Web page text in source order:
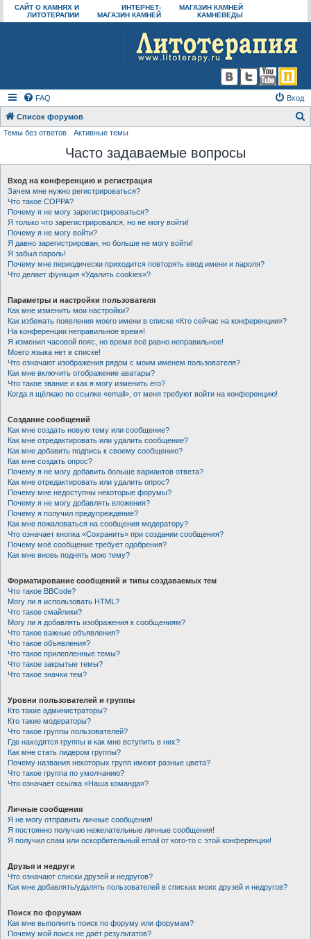
САЙТ О КАМНЯХ И
ЛИТОТЕРАПИИ
ИНТЕРНЕТ-
МАГАЗИН КАМНЕЙ
МАГАЗИН КАМНЕЙ
КАМНЕВЕДЫ
FAQ Вход
Список форумов
с
Темы без ответов Активные темы
Часто задаваемые вопросы
Вход на конференцию и регистрация
Зачем мне нужно регистрироваться?
Что такое COPPA?
Почему я не могу зарегистрироваться?
Я только что зарегистрировался, но не могу войти!
Почему я не могу войти?
Я давно зарегистрирован, но больше не могу войти!
Я забыл пароль!
Почему мне периодически приходится повторять ввод имени и пароля?
Что делает функция «Удалить cookies»?
Параметры и настройки пользователя
Как мне изменить мои настройки?
Как избежать появления моего имени в списке «Кто сейчас на конференции»?
На конференции неправильное время!
Я изменил часовой пояс, но время всё равно неправильное!
Моего языка нет в списке!
Что означают изображения рядом с моим именем пользователя?
Как мне включить отображение аватары?
Что такое звание и как я могу изменить его?
Когда я щёлкаю по ссылке «email», от меня требуют войти на конференцию!
Создание сообщений
Как мне создать новую тему или сообщение?
Как мне отредактировать или удалить сообщение?
Как мне добавить подпись к своему сообщению?
Как мне создать опрос?
Почему я не могу добавить больше вариантов ответа?
Как мне отредактировать или удалить опрос?
Почему мне недоступны некоторые форумы?
Почему я не могу добавлять вложения?
Почему я получил предупреждение?
Как мне пожаловаться на сообщения модератору?
Что означает кнопка «Сохранить» при создании сообщения?
Почему моё сообщение требует одобрения?
Как мне вновь поднять мою тему?
Форматирование сообщений и типы создаваемых тем
Что такое BBCode?
Могу ли я использовать HTML?
Что такое смайлики?
Могу ли я добавлять изображения к сообщениям?
Что такое важные объявления?
Что такое объявления?
Что такое прилепленные темы?
Что такое закрытые темы?
Что такое значки тем?
Уровни пользователей и группы
Кто такие администраторы?
Кто такие модераторы?
Что такое группы пользователей?
Где находятся группы и как мне вступить в них?
Как мне стать лидером группы?
Почему названия некоторых групп имеют разные цвета?
Что такое группа по умолчанию?
Что означает ссылка «Наша команда»?
Личные сообщения
Я не могу отправить личные сообщения!
Я постоянно получаю нежелательные личные сообщения!
Я получил спам или оскорбительный email от кого-то с этой конференции!
Друзья и недруги
Что означают списки друзей и недругов?
Как мне добавлять/удалять пользователей в списках моих друзей и недругов?
Поиск по форумам
Как мне выполнить поиск по форуму или форумам?
Почему мой поиск не даёт результатов?